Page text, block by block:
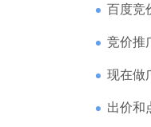
百度竞价
竞价推广
现在做
出价和